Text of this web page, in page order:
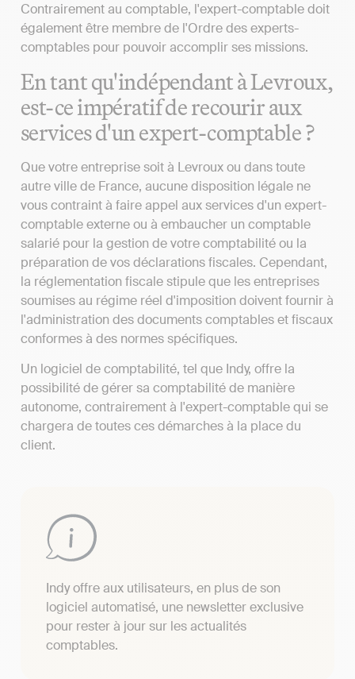
Contrairement au comptable, l'expert-comptable doit
également être membre de l'Ordre des experts-
comptables pour pouvoir accomplir ses missions.
En tant qu'indépendant à Levroux,
est-ce impératif de recourir aux
services d'un expert-comptable ?
Que votre entreprise soit à Levroux ou dans toute
autre ville de France, aucune disposition légale ne
vous contraint à faire appel aux services d'un expert-
comptable externe ou à embaucher un comptable
salarié pour la gestion de votre comptabilité ou la
préparation de vos déclarations fiscales. Cependant,
la réglementation fiscale stipule que les entreprises
soumises au régime réel d'imposition doivent fournir à
l'administration des documents comptables et fiscaux
conformes à des normes spécifiques.
Un logiciel de comptabilité, tel que Indy, offre la
possibilité de gérer sa comptabilité de manière
autonome, contrairement à l'expert-comptable qui se
chargera de toutes ces démarches à la place du
client.
Indy offre aux utilisateurs, en plus de son
logiciel automatisé, une newsletter exclusive
pour rester à jour sur les actualités
comptables.